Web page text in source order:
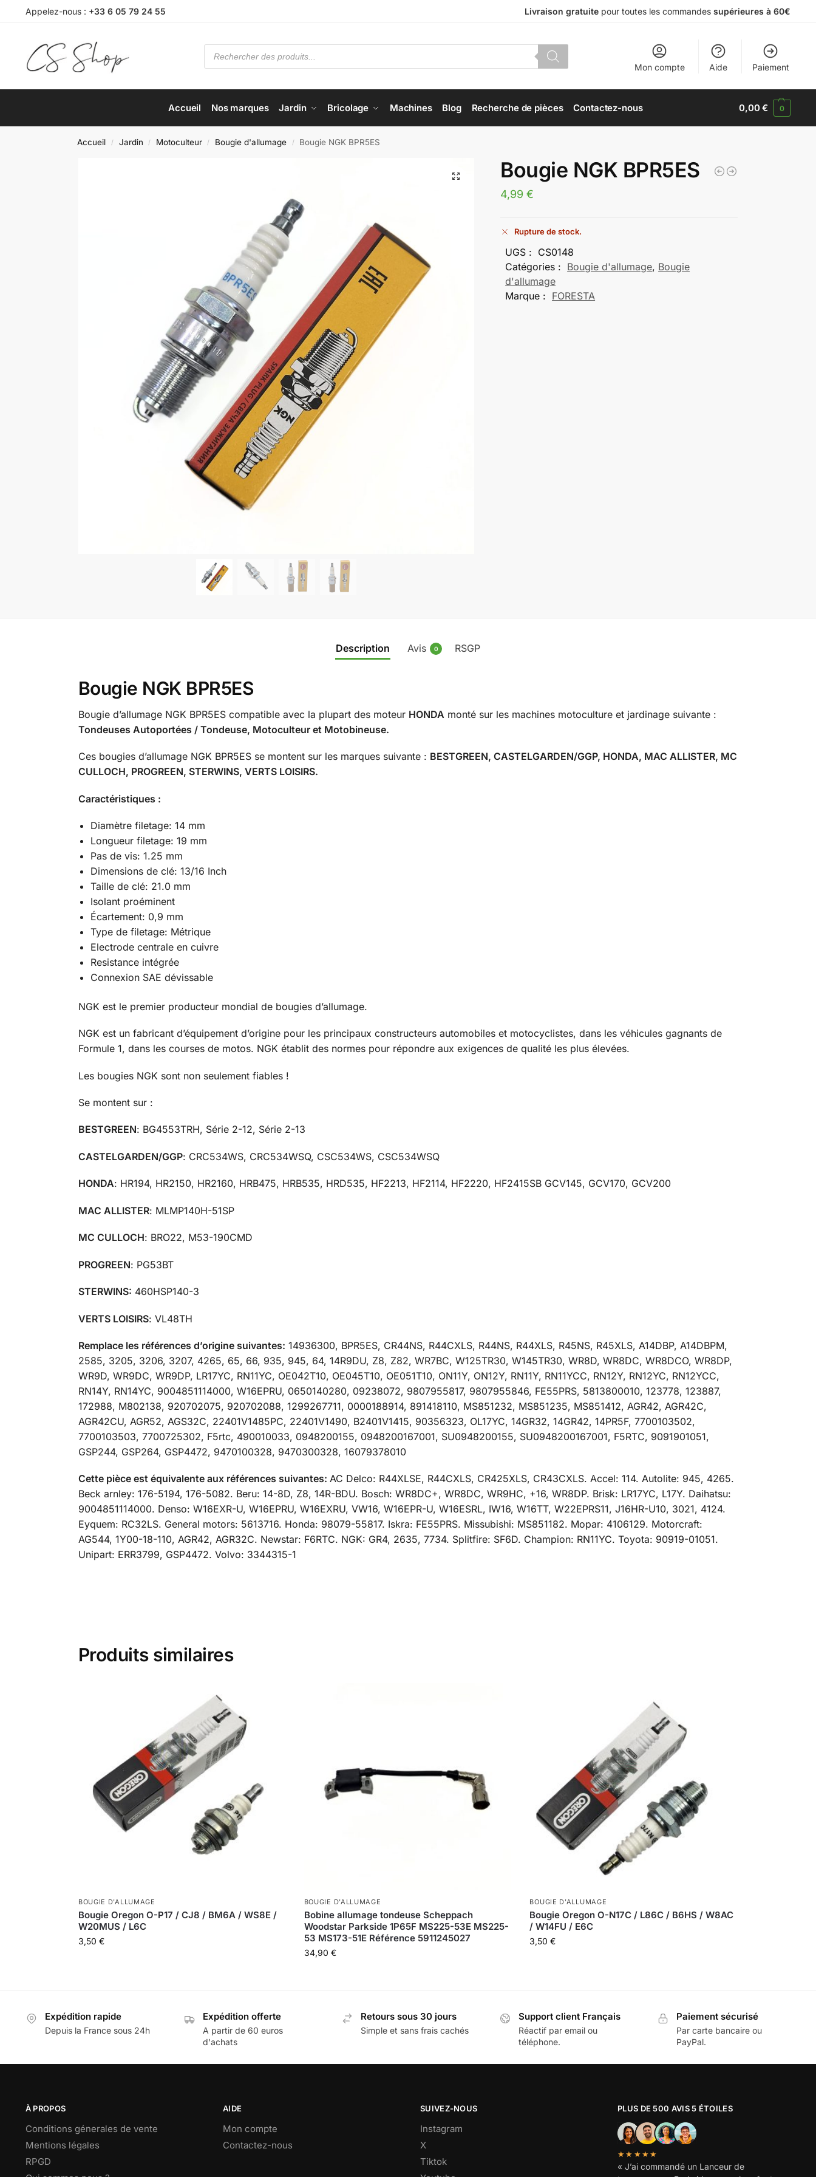
Appelez-nous : +33 6 05 79 24 55 Livraison gratuite pour toutes les commandessupérieures à 60€
Mon compte Aide Paiement
Accueil Nos marques Jardin Bricolage Machines Blog Recherche de pièces Contactez-nous 0,00€ 0
Accueil / Jardin / Motoculteur / Bougie d'allumage / Bougie NGK BPR5ES
Bougie NGK BPR5ES
4,99€
Rupture de stock.
UGS : CS0148
Catégories : Bougie d'allumage, Bougie
d'allumage
Marque : FORESTA
Description Avis 0 RSGP
Bougie NGK BPR5ES
Bougie d’allumage NGK BPR5ES compatible avec la plupart des moteur HONDA monté sur les machines motoculture et jardinage suivante :
Tondeuses Autoportées / Tondeuse, Motoculteur et Motobineuse.
Ces bougies d’allumage NGK BPR5ES se montent sur les marques suivante : BESTGREEN, CASTELGARDEN/GGP, HONDA, MAC ALLISTER, MC
CULLOCH, PROGREEN, STERWINS, VERTS LOISIRS.
Caractéristiques :
Diamètre filetage: 14 mm
Longueur filetage: 19 mm
Pas de vis: 1.25 mm
Dimensions de clé: 13/16 Inch
Taille de clé: 21.0 mm
Isolant proéminent
Écartement: 0,9 mm
Type de filetage: Métrique
Electrode centrale en cuivre
Resistance intégrée
Connexion SAE dévissable
NGK est le premier producteur mondial de bougies d’allumage.
NGK est un fabricant d’équipement d’originepour les principaux constructeurs automobiles et motocyclistes, dans les véhicules gagnants de
Formule 1, dans les courses de motos. NGK établit des normes pour répondre aux exigences de qualité les plus élevées.
Les bougies NGK sont non seulement fiables !
Se montent sur :
BESTGREEN: BG4553TRH, Série 2-12, Série 2-13
CASTELGARDEN/GGP: CRC534WS, CRC534WSQ, CSC534WS, CSC534WSQ
HONDA: HR194, HR2150, HR2160, HRB475, HRB535, HRD535, HF2213, HF2114, HF2220, HF2415SB GCV145, GCV170, GCV200
MAC ALLISTER: MLMP140H-51SP
MC CULLOCH: BRO22, M53-190CMD
PROGREEN: PG53BT
STERWINS: 460HSP140-3
VERTS LOISIRS: VL48TH
Remplace les références d’origine suivantes: 14936300, BPR5ES, CR44NS, R44CXLS, R44NS, R44XLS, R45NS, R45XLS, A14DBP, A14DBPM,
2585, 3205, 3206, 3207, 4265, 65, 66, 935, 945, 64, 14R9DU, Z8, Z82, WR7BC, W125TR30, W145TR30, WR8D, WR8DC, WR8DCO, WR8DP,
WR9D, WR9DC, WR9DP, LR17YC, RN11YC, OE042T10, OE045T10, OE051T10, ON11Y, ON12Y, RN11Y, RN11YCC, RN12Y, RN12YC, RN12YCC,
RN14Y, RN14YC, 9004851114000, W16EPRU, 0650140280, 09238072, 9807955817, 9807955846, FE55PRS, 5813800010, 123778, 123887,
172988, M802138, 920702075, 920702088, 1299267711, 0000188914, 891418110, MS851232, MS851235, MS851412, AGR42, AGR42C,
AGR42CU, AGR52, AGS32C, 22401V1485PC, 22401V1490, B2401V1415, 90356323, OL17YC, 14GR32, 14GR42, 14PR5F, 7700103502,
7700103503, 7700725302, F5rtc, 490010033, 0948200155, 0948200167001, SU0948200155, SU0948200167001, F5RTC, 9091901051,
GSP244, GSP264, GSP4472, 9470100328, 9470300328, 16079378010
Cette pièce est équivalente aux références suivantes: AC Delco: R44XLSE, R44CXLS, CR425XLS, CR43CXLS. Accel: 114. Autolite: 945, 4265.
Beck arnley: 176-5194, 176-5082. Beru: 14-8D, Z8, 14R-BDU. Bosch: WR8DC+, WR8DC, WR9HC, +16, WR8DP. Brisk: LR17YC, L17Y. Daihatsu:
9004851114000. Denso: W16EXR-U, W16EPRU, W16EXRU, VW16, W16EPR-U, W16ESRL, IW16, W16TT, W22EPRS11, J16HR-U10, 3021, 4124.
Eyquem: RC32LS. General motors: 5613716. Honda: 98079-55817. Iskra: FE55PRS. Missubishi: MS851182. Mopar: 4106129. Motorcraft:
AG544, 1Y00-18-110, AGR42, AGR32C. Newstar: F6RTC. NGK: GR4, 2635, 7734. Splitfire: SF6D. Champion: RN11YC. Toyota: 90919-01051.
Unipart: ERR3799, GSP4472. Volvo: 3344315-1
Produits similaires
BOUGIE D'ALLUMAGE
Bougie Oregon O-P17 / CJ8 / BM6A / WS8E /
W20MUS / L6C
3,50 €
BOUGIE D'ALLUMAGE
Bobine allumage tondeuse Scheppach
Woodstar Parkside 1P65F MS225-53E MS225-
53 MS173-51E Référence 5911245027
34,90 €
BOUGIE D'ALLUMAGE
Bougie Oregon O-N17C / L86C / B6HS / W8AC
/ W14FU / E6C
3,50€
Expédition rapide
Depuis la France sous 24h
Expédition offerte
A partir de 60 euros
d'achats
Retours sous 30 jours
Simple et sans frais cachés
Support client Français
Réactif par email ou
téléphone.
Paiement sécurisé
Par carte bancaire ou
PayPal.
À PROPOS
Conditions génerales de vente
Mentions légales
RPGD
AIDE
Mon compte
Contactez-nous
SUIVEZ-NOUS
Instagram
X
Tiktok
PLUS DE 500 AVIS 5 ÉTOILES
★★★★★
« J’ai commandé un Lanceur de